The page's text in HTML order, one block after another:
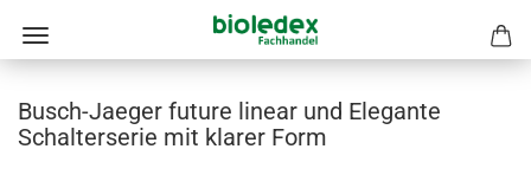
Busch-Jaeger future linear und Elegante
Schalterserie mit klarer Form